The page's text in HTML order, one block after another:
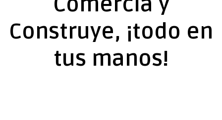
Construye, ¡todo en
tus manos!